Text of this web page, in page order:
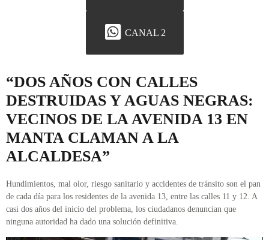
CANAL 2
“DOS AÑOS CON CALLES
DESTRUIDAS Y AGUAS NEGRAS:
VECINOS DE LA AVENIDA 13 EN
MANTA CLAMAN A LA
ALCALDESA”
Hundimientos, mal olor, riesgo sanitario y accidentes de tránsito son el pan
de cada día para los residentes de la avenida 13, entre las calles 11 y 12. A
casi dos años del inicio del problema, los ciudadanos denuncian que
ninguna autoridad ha dado una solución definitiva.